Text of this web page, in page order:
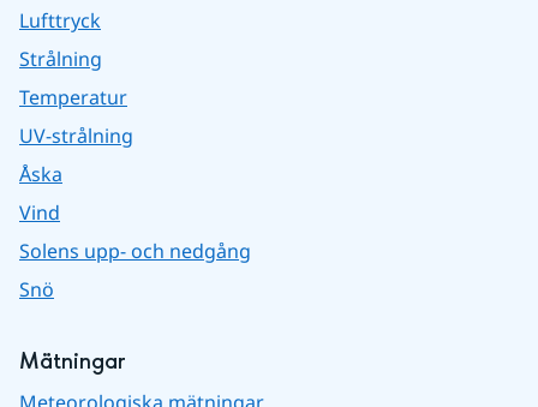
Lufttryck
Strålning
Temperatur
UV-strålning
Åska
Vind
Solens upp- och nedgång
Snö
Mätningar